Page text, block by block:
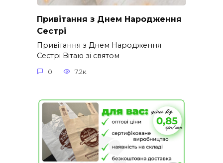
Привітання з Днем Народження
Сестрі
Привітання з Днем Народження
Сестрі Вітаю зі святом
0 7.2к.